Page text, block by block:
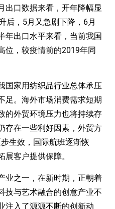
出口数据来看，开年降幅显
后，5月又急剧下降，6月
年出口水平来看，当前我国
位，较疫情前的2019年同
家用纺织品行业总体承压
足。海外市场消费需求短期
的外贸环境压力也将持续存
存在一些利好因素，外贸方
生效，国际航班逐渐恢
客户提供保障。
之一，在新时期，正朝着
技与艺术融合的创意产业不
注入了源源不断的创新动